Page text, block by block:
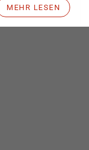
MEHR LESEN